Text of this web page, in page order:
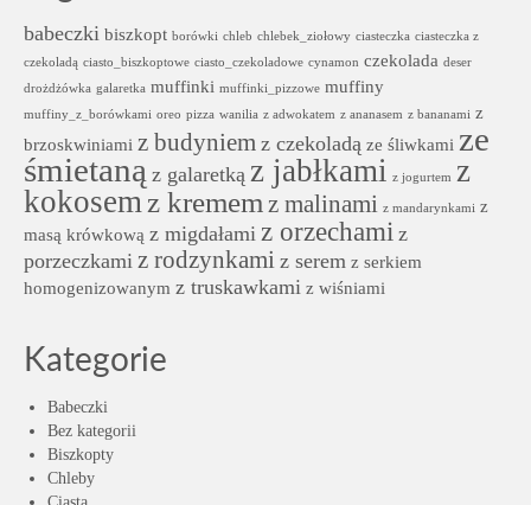
babeczki biszkopt borówki chleb chlebek_ziołowy ciasteczka ciasteczka z
czekoladą ciasto_biszkoptowe ciasto_czekoladowe cynamon czekolada deser
drożdżówka galaretka muffinki muffinki_pizzowe muffiny
muffiny_z_borówkami oreo pizza wanilia z adwokatem z ananasem z bananami z
brzoskwiniami z budyniem z czekoladą ze śliwkami ze
śmietaną z galaretką z jabłkami z jogurtem z
kokosemz kremem z malinami z mandarynkami z
masą krówkową z migdałami z orzechami z
porzeczkami z rodzynkami z serem z serkiem
homogenizowanym z truskawkami z wiśniami
Kategorie
Babeczki
Bez kategorii
Biszkopty
Chleby